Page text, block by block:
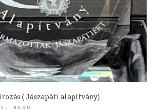
( Jászapáti alapítvány)
KEDD